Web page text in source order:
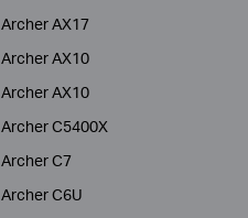
Archer AX17
Archer AX10
Archer AX10
Archer C5400X
Archer C7
Archer C6U